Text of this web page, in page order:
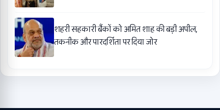
शहरी सहकारी बैंकों को अमित शाह की बड़ी अपील,
तकनीक और पारदर्शिता पर दिया जोर